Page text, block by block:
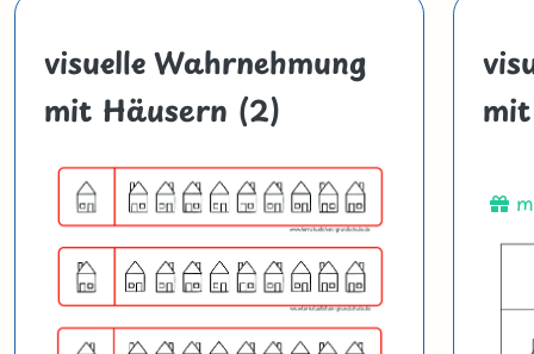
visuelle Wahrnehmung
mit Häusern (2)